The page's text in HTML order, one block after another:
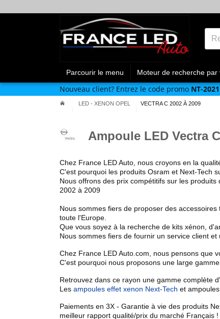
Parcourir le menu Moteur de recherche par
Nouveau client? Entrez le code promo NT-
LED - XENON OPEL VECTRA C 2002 À 2009
Ampoule LED Vectra
Chez France LED Auto, nous croyons en la
C'est pourquoi les produits Osram et Next-Tech
Nous offrons des prix compétitifs sur les
2002 à 2009
Nous sommes fiers de proposer des accessoires
toute l'Europe.
Que vous soyez à la recherche de kits xénon,
Nous sommes fiers de fournir un service client et
Chez France LED Auto.com, nous pensons que
C'est pourquoi nous proposons une large
Retrouvez dans ce rayon une gamme complète
Les ampoules effet xenon Next-Tech et
Paiements en 3X - Garantie à vie des produits
meilleur rapport qualité/prix du marché Français !